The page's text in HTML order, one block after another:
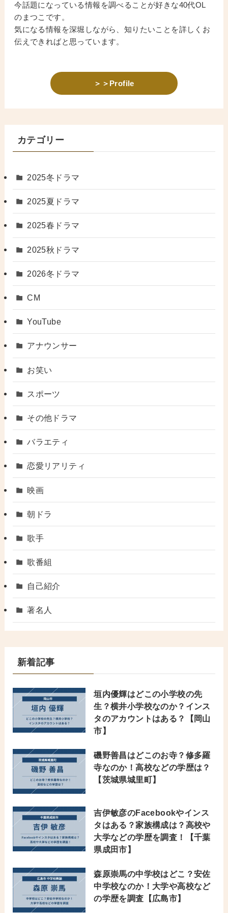
今話題になっている情報を調べることが好きな40代OL
のまつこです。
気になる情報を深堀しながら、知りたいことを詳しくお
伝えできればと思っています。
＞＞Profile
カテゴリー
2025冬ドラマ
2025夏ドラマ
2025春ドラマ
2025秋ドラマ
2026冬ドラマ
CM
YouTube
アナウンサー
お笑い
スポーツ
その他ドラマ
バラエティ
恋愛リアリティ
映画
朝ドラ
歌手
歌番組
自己紹介
著名人
新着記事
垣内優輝はどこの小学校の先
生？横井小学校なのか？インス
タのアカウントはある？【岡山
市】
磯野善昌はどこのお寺？修多羅
寺なのか！高校などの学歴は？
【茨城県城里町】
吉伊敏彦のFacebookやインス
タはある？家族構成は？高校や
大学などの学歴を調査！【千葉
県成田市】
森原崇馬の中学校はどこ？安佐
中学校なのか！大学や高校など
の学歴を調査【広島市】